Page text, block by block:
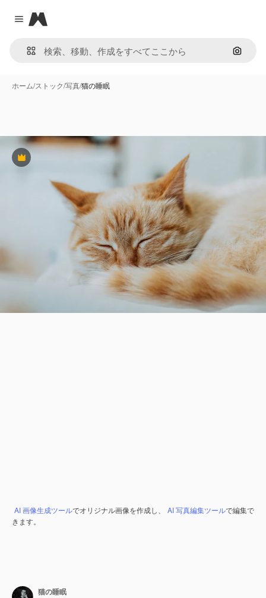
Close menu
Magnific
画像で
ホーム/ストック/写真/猫の睡眠
Premium
AI 画像生成ツールでオリジナル画像を作成し、 AI 写真編集ツールで編集で
きます。
猫の睡眠